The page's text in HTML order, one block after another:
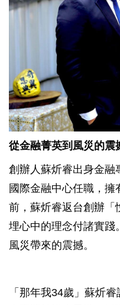
從金融菁英到風災的震
創辦人蘇炘睿出身金融
國際金融中心任職，
前，蘇炘睿返台創辦「
埋心中的理念付諸實踐
風災帶來的震撼。
「那年我34歲」蘇炘